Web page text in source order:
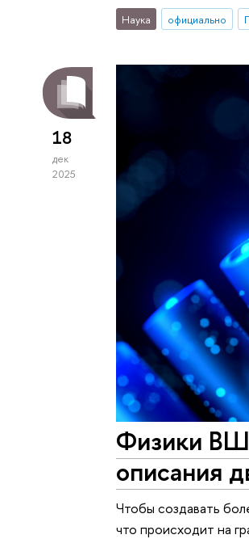
Наука официально
18
дек
2025
Физики
описания
Чтобы создавать
что происходит на